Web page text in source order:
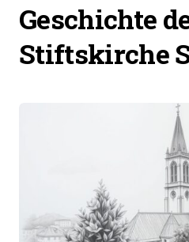
Geschichte
Stiftskirche